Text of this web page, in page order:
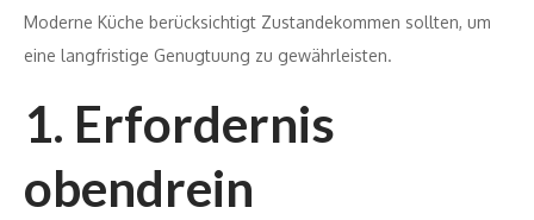
Moderne Küche berücksichtigt Zustandekommen sollten, um
eine langfristige Genugtuung zu gewährleisten.
1. Erfordernis
obendrein